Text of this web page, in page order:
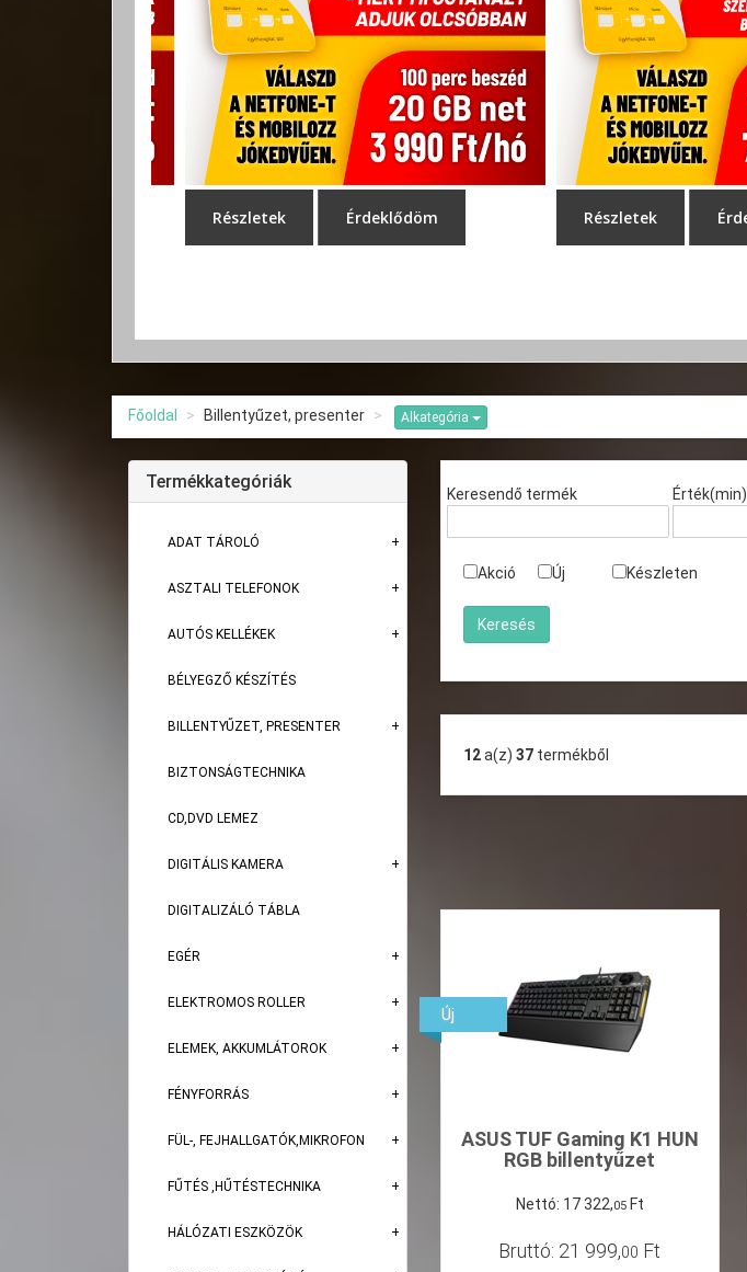
Főoldal Billentyűzet, presenter Alkategória
Termékkategóriák
ADAT TÁROLÓ
ASZTALI TELEFONOK
AUTÓS KELLÉKEK
BÉLYEGZŐ KÉSZÍTÉS
BILLENTYŰZET, PRESENTER
BIZTONSÁGTECHNIKA
CD,DVD LEMEZ
DIGITÁLIS KAMERA
DIGITALIZÁLÓ TÁBLA
EGÉR
ELEKTROMOS ROLLER
ELEMEK, AKKUMLÁTOROK
FÉNYFORRÁS
FÜL-, FEJHALLGATÓK,MIKROFON
FŰTÉS ,HŰTÉSTECHNIKA
HÁLÓZATI ESZKÖZÖK
Keresendő termék Érték(min)
Akció Új Készleten
12a(z) 37 termékből
ASUS TUF Gaming K1 HUN
RGB billentyűzet
Nettó: 17322,05 Ft
Bruttó: 21 999,00 Ft
Új